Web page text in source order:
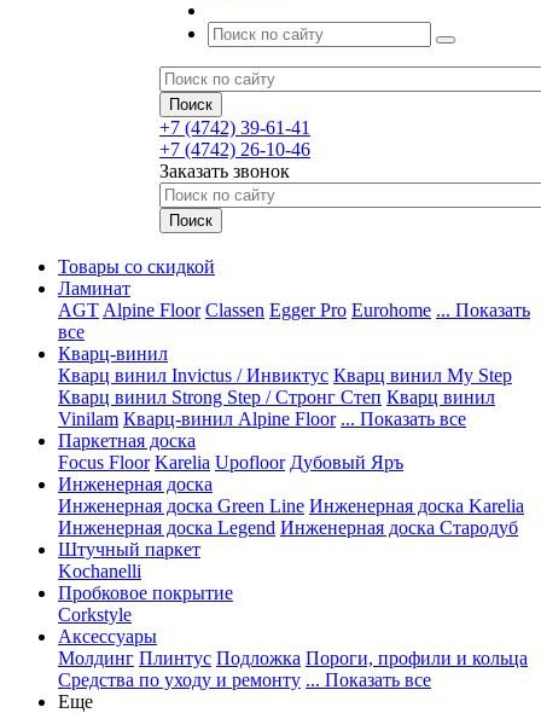
+7 (4742) 39-61-41
+7 (4742) 26-10-46
Заказать звонок
Товары со скидкой
Ламинат
AGT Alpine Floor Classen Egger Pro Eurohome ... Показать
все
Кварц-винил
Кварц винил Invictus / Инвиктус Кварц винил My Step
Кварц винил Strong Step / Стронг Степ Кварц винил
Vinilam Кварц-винил Alpine Floor ... Показать все
Паркетная доска
Focus Floor Karelia Upofloor Дубовый Яръ
Инженерная доска
Инженерная доска Green Line Инженерная доска Karelia
Инженерная доска Legend Инженерная доска Стародуб
Штучный паркет
Kochanelli
Пробковое покрытие
Corkstyle
Аксессуары
Молдинг Плинтус Подложка Пороги, профили и кольца
Средства по уходу и ремонту ... Показать все
Еще